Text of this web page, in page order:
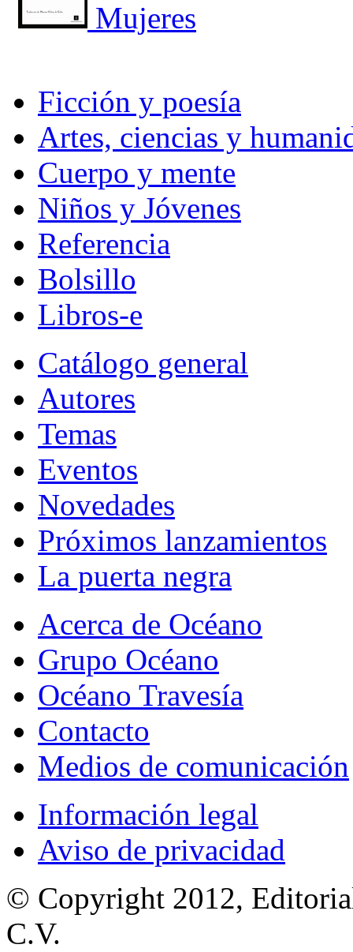
Mujeres
Ficción y poesía
Artes, ciencias y
Cuerpo y mente
Niños y Jóvenes
Referencia
Bolsillo
Libros-e
Catálogo general
Autores
Temas
Eventos
Novedades
Próximos lanzamientos
La puerta negra
Acerca de Océano
Grupo Océano
Océano Travesía
Contacto
Medios de comunicación
Información legal
Aviso de privacidad
© Copyright 2012,
C.V.